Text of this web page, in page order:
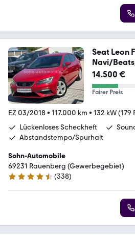
Seat Leon
Navi/
ple
14.500 €
Fairer Preis
EZ 03/2018• 117.000 km • 132 kW (179
Lückenloses Scheckheft
Abstandstempo/Spurhalt
Sohn-Automobile
69231 Rauenberg (Gewerbegebiet)
4.6 Sterne
(338)